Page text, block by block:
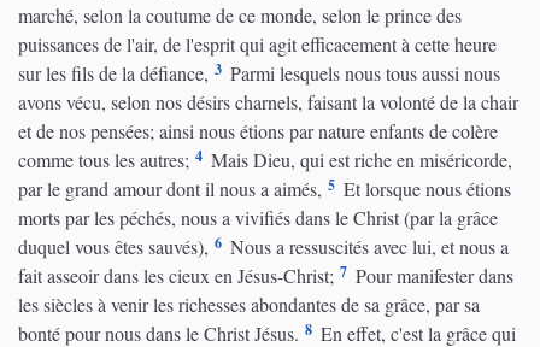
marché, selon la coutume de ce monde, selon le prince des
puissances de l'air, de l'esprit qui agit efficacement à cette heure
sur les fils de la défiance, 3 Parmi lesquels nous tous aussi nous
avons vécu, selon nos désirs charnels, faisant la volonté de la chair
et de nos pensées; ainsi nous étions par nature enfants de colère
comme tous les autres; 4 Mais Dieu, qui est riche en miséricorde,
par le grand amour dont il nous a aimés, 5 Et lorsque nous étions
morts par les péchés, nous a vivifiés dans le Christ (par la grâce
duquel vous êtes sauvés), 6 Nous a ressuscités avec lui, et nous a
fait asseoir dans les cieux en Jésus-Christ; 7 Pour manifester dans
les siècles à venir les richesses abondantes de sa grâce, par sa
bonté pour nous dans le Christ Jésus. 8 En effet, c'est la grâce qui